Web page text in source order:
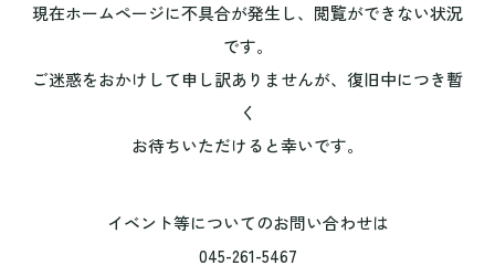
現在ホームページに不具合が発生し、閲覧ができない状況
です。
ご迷惑をおかけして申し訳ありませんが、復旧中につき暫
く
お待ちいただけると幸いです。
イベント等についてのお問い合わせは
045-261-5467